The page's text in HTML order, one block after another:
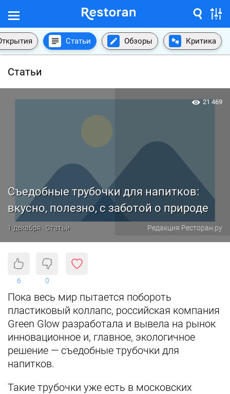
Статьи Обзоры Критика
Статьи
Съедобные трубочки для напитков:
вкусно, полезно, с заботой о природе
1 декабря · Статьи Редакция Ресторан.ру
21 469
6 0
Пока весь мир пытается побороть
пластиковый коллапс, российская компания
Green Glow разработала и вывела на рынок
инновационное и, главное, экологичное
решение — съедобные трубочки для
напитков.
Такие трубочки уже есть в московских